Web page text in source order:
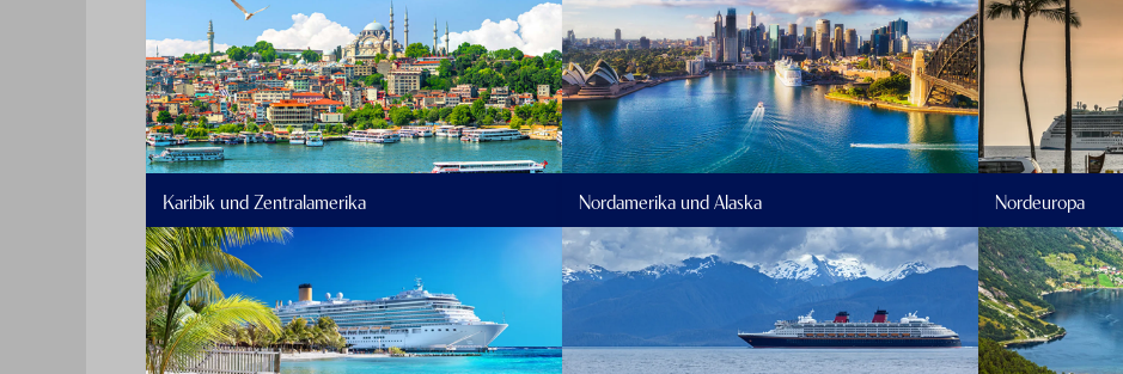
Karibik und Zentralamerika Nordamerika und Alaska Nordeuropa